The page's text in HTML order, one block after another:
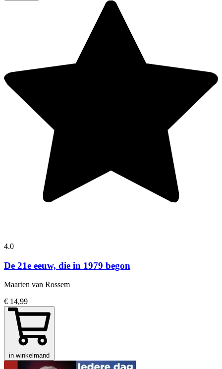
4.0
De 21e eeuw, die in 1979 begon
Maarten van Rossem
€ 14,99
in winkelmand